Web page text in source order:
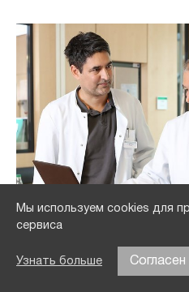
Мы используем cookies для
сервиса
Узнать больше Согласен